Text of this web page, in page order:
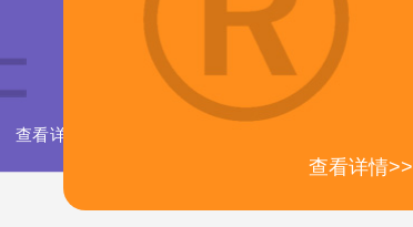
查看详情>>
查看详情>>